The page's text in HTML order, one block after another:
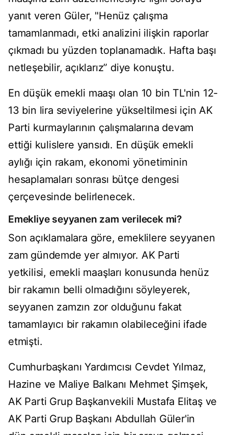
yanıt veren Güler, "Henüz çalışma
tamamlanmadı, etki analizini ilişkin raporlar
çıkmadı bu yüzden toplanamadık. Hafta başı
netleşebilir, açıklarız” diye konuştu.
En düşük emekli maaşı olan 10 bin TL'nin 12-
13 bin lira seviyelerine yükseltilmesi için AK
Parti kurmaylarının çalışmalarına devam
ettiği kulislere yansıdı. En düşük emekli
aylığı için rakam, ekonomi yönetiminin
hesaplamaları sonrası bütçe dengesi
çerçevesinde belirlenecek.
Emekliye seyyanen zam verilecek mi?
Son açıklamalara göre, emeklilere seyyanen
zam gündemde yer almıyor. AK Parti
yetkilisi, emekli maaşları konusunda henüz
bir rakamın belli olmadığını söyleyerek,
seyyanen zamzın zor olduğunu fakat
tamamlayıcı bir rakamın olabileceğini ifade
etmişti.
Cumhurbaşkanı Yardımcısı Cevdet Yılmaz,
Hazine ve Maliye Balkanı Mehmet Şimşek,
AK Parti Grup Başkanvekili Mustafa Elitaş ve
AK Parti Grup Başkanı Abdullah Güler'in